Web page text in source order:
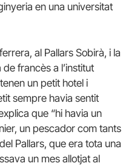
en una universitat
al Pallars Sobirà, i la
francès a l’institut
un petit hotel i
sempre havia sentit
que “hi havia un
un pescador com tants
Pallars, que era tota una
un mes allotjat al